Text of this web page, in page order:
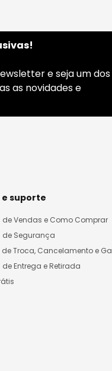
e seja um dos
as novidades e
e suporte
de Vendas e Como Comprar
de Segurança
de Troca, Cancelamento e
Entrega e Retirada